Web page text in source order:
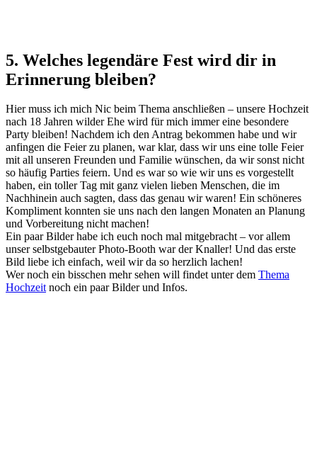
5. Welches legendäre Fest wird dir in
Erinnerung bleiben?
Hier muss ich mich Nic beim Thema anschließen – unsere Hochzeit
nach 18 Jahren wilder Ehe wird für mich immer eine besondere
Party bleiben! Nachdem ich den Antrag bekommen habe und wir
anfingen die Feier zu planen, war klar, dass wir uns eine tolle Feier
mit all unseren Freunden und Familie wünschen, da wir sonst nicht
so häufig Parties feiern. Und es war so wie wir uns es vorgestellt
haben, ein toller Tag mit ganz vielen lieben Menschen, die im
Nachhinein auch sagten, dass das genau wir waren! Ein schöneres
Kompliment konnten sie uns nach den langen Monaten an Planung
und Vorbereitung nicht machen!
Ein paar Bilder habe ich euch noch mal mitgebracht – vor allem
unser selbstgebauter Photo-Booth war der Knaller! Und das erste
Bild liebe ich einfach, weil wir da so herzlich lachen!
Wer noch ein bisschen mehr sehen will findet unter dem Thema
Hochzeitnoch ein paar Bilder und Infos.